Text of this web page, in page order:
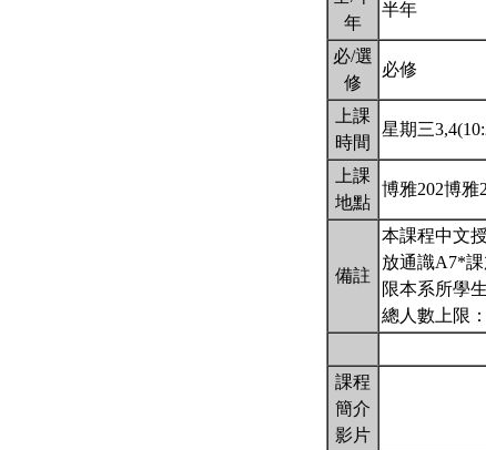
年
半年
必/選
修
必修
上課
時間
星期三
上課
地點
博雅202博雅
備註
本課程中文
放通識A7*
限本系所學
總人數上限
課程
簡介
影片